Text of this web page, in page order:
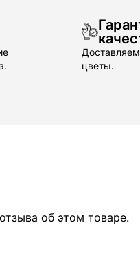
цветы.
об этом товаре.